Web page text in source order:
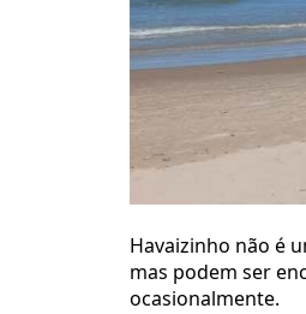
Havaizinho não é
mas podem ser
ocasionalmente.